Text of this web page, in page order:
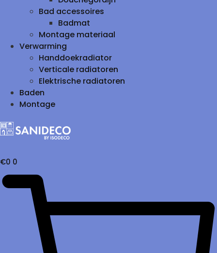
Bad accessoires
Badmat
Montage materiaal
Verwarming
Handdoekradiator
Verticale radiatoren
Elektrische radiatoren
Baden
Montage
€0 0